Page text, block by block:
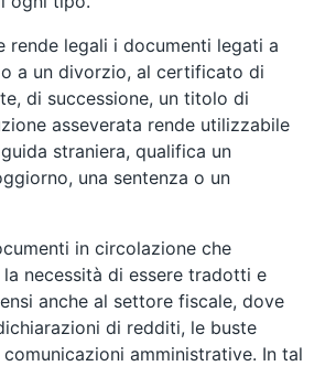
rende legali i documenti legati a
a un divorzio, al certificato di
di successione, un titolo di
asseverata rende utilizzabile
straniera, qualifica un
una sentenza o un
in circolazione che
necessità di essere tradotti e
anche al settore fiscale, dove
di redditi, le buste
amministrative. In tal